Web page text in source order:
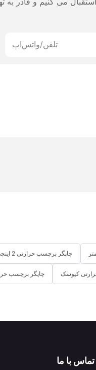
تلفن/واتس‌اپ
چاپگر برچسب حرارتی 2 اینچی
چاپگر برچسب کیوسک
تماس با ما